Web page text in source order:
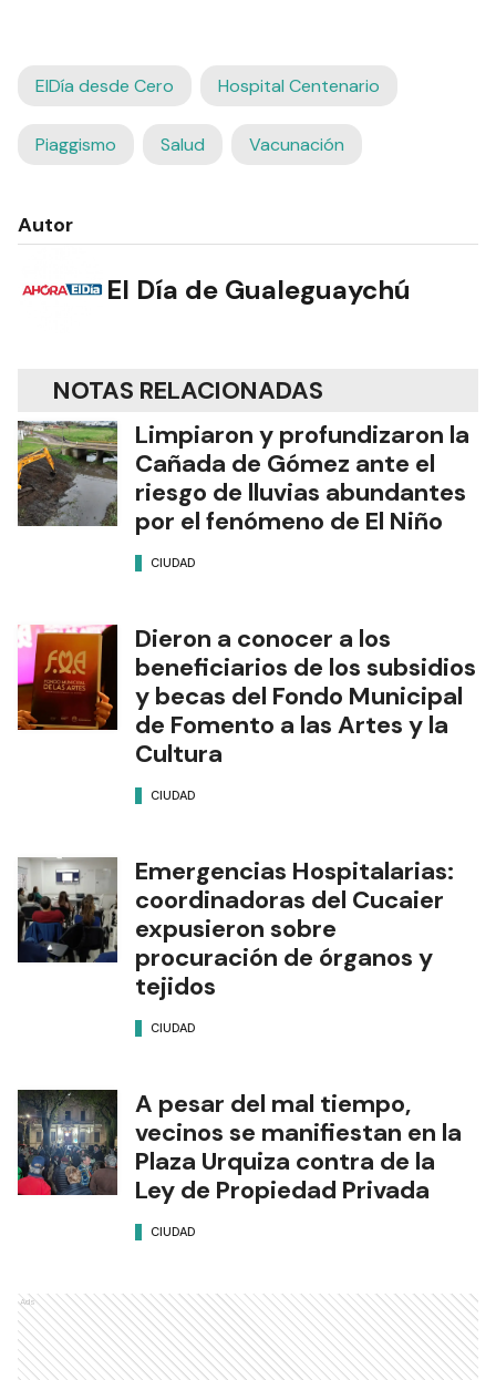
ElDía desde Cero Hospital Centenario
Piaggismo Salud Vacunación
Autor
El Día de Gualeguaychú
NOTAS RELACIONADAS
Limpiaron y profundizaron la
Cañada de Gómez ante el
riesgo de lluvias abundantes
por el fenómeno de El Niño
CIUDAD
Dieron a conocer a los
beneficiarios de los subsidios
y becas del Fondo Municipal
de Fomento a las Artes y la
Cultura
CIUDAD
Emergencias Hospitalarias:
coordinadoras del Cucaier
expusieron sobre
procuración de órganos y
tejidos
CIUDAD
A pesar del mal tiempo,
vecinos se manifiestan en la
Plaza Urquiza contra de la
Ley de Propiedad Privada
CIUDAD
Ads